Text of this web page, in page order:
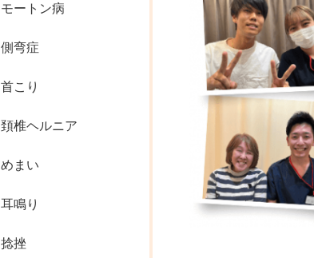
モートン病
側弯症
首こり
頚椎ヘルニア
めまい
耳鳴り
捻挫